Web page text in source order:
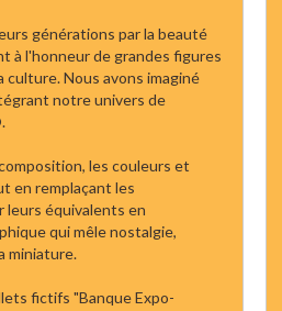
générations par la beauté
à l'honneur de grandes figures
Nous avons imaginé
notre univers de
les couleurs et
en remplaçant les
leurs équivalents en
qui mêle nostalgie,
miniature.
fictifs "Banque Expo-